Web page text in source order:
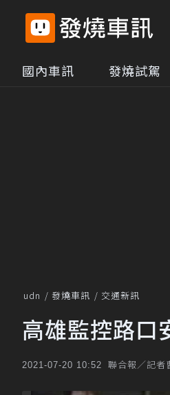
國內車訊 發燒試駕
udn 發燒車訊 交通新訊
高雄監控路
2021-07-20 10:52 聯合報／記者